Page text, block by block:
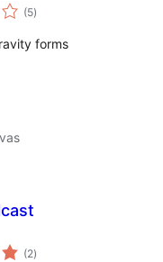
(5total
de
)
forms
(2total
de
)